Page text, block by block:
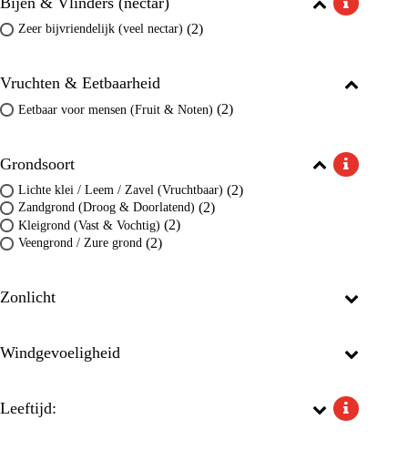
Zeer bijvriendelijk (veel nectar) (2)
Vruchten & Eetbaarheid
Eetbaar voor mensen (Fruit & Noten) (2)
Grondsoort
Lichte klei / Leem / Zavel (Vruchtbaar) (2)
Zandgrond (Droog & Doorlatend) (2)
Kleigrond (Vast & Vochtig) (2)
Veengrond / Zure grond (2)
Zonlicht
Windgevoeligheid
Leeftijd: